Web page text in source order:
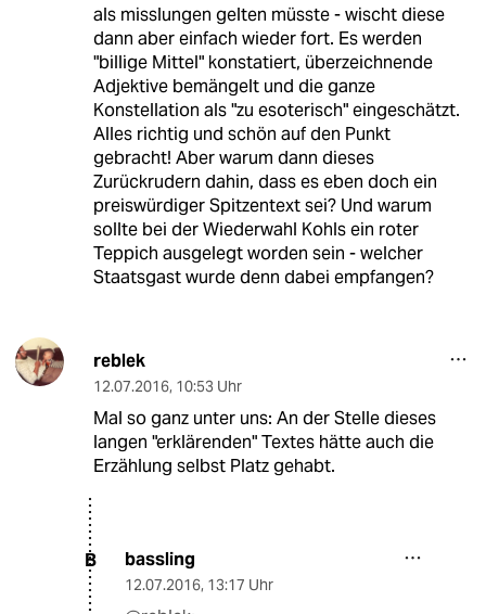
als misslungen gelten müsste - wischt diese
dann aber einfach wieder fort. Es werden
"billige Mittel" konstatiert, überzeichnende
Adjektive bemängelt und die ganze
Konstellation als "zu esoterisch" eingeschätzt.
Alles richtig und schön auf den Punkt
gebracht! Aber warum dann dieses
Zurückrudern dahin, dass es eben doch ein
preiswürdiger Spitzentext sei? Und warum
sollte bei der Wiederwahl Kohls ein roter
Teppich ausgelegt worden sein - welcher
Staatsgast wurde denn dabei empfangen?
reblek
12.07.2016, 10:53 Uhr
Mal so ganz unter uns: An der Stelle dieses
langen "erklärenden" Textes hätte auch die
Erzählung selbst Platz gehabt.
B bassling
12.07.2016, 13:17 Uhr